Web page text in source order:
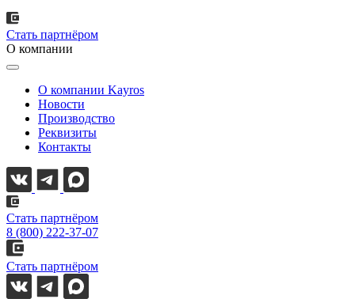
Стать партнёром
О компании
О компании Kayros
Новости
Производство
Реквизиты
Контакты
Стать партнёром
8 (800) 222-37-07
Стать партнёром